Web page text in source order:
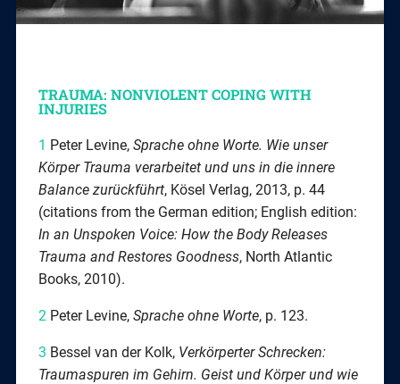
TRAUMA: NONVIOLENT COPING WITH
INJURIES
1 Peter Levine, Sprache ohne Worte. Wie unser
Körper Trauma verarbeitet und uns in die innere
Balance zurückführt, Kösel Verlag, 2013, p. 44
(citations from the German edition; English edition:
In an Unspoken Voice: How the Body Releases
Trauma and Restores Goodness, North Atlantic
Books, 2010).
2 Peter Levine, Sprache ohne Worte, p. 123.
3 Bessel van der Kolk, Verkörperter Schrecken:
Traumaspuren im Gehirn. Geist und Körper und wie